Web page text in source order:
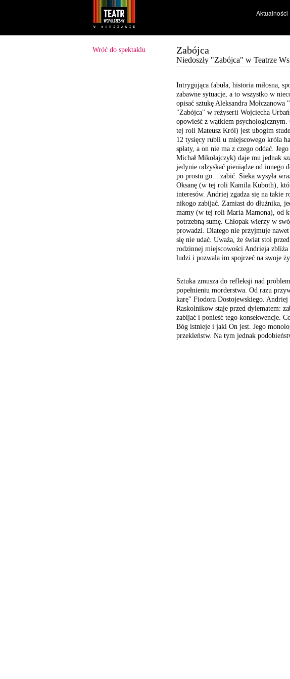
Aktualności
Wróć do spektaklu Zabójca
Niedoszły "Zabójca" w Teatrze
Intrygująca fabuła, historia miłosna,
zabawne sytuacje, a to wszystko w
opisać sztukę Aleksandra
"Zabójca" w reżyserii Wojciecha
opowieść z wątkiem
tej roli Mateusz Król) jest ubogim
12 tysięcy rubli u miejscowego króla
spłaty, a on nie ma z czego oddać.
Michał Mikołajczyk) daje mu jednak
jedynie odzyskać pieniądze od innego
po prostu go... zabić. Sieka wysyła
Oksanę (w tej roli Kamila Kuboth),
interesów. Andriej zgadza się na takie
nikogo zabijać. Zamiast do dłużnika,
mamy (w tej roli Maria Mamona), od
potrzebną sumę. Chłopak wierzy w
prowadzi. Dlatego nie przyjmuje
się nie udać. Uważa, że świat stoi
rodzinnej miejscowości Andrieja
ludzi i pozwala im spojrzeć na swoje
Sztuka zmusza do refleksji nad
popełnieniu morderstwa. Od razu
karę" Fiodora Dostojewskiego. Andriej
Raskolnikow staje przed dylematem:
zabijać i ponieść tego konsekwencje.
Bóg istnieje i jaki On jest. Jego
przekleństw. Na tym jednak